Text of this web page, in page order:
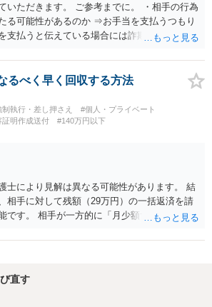
いただきます。 ご参考までに。 ・相手の行為
る可能性があるのか ⇒お手当を支払うつもり
支払うと伝えている場合には詐欺罪に該当す
基づく履行請求として３０万円を請求するこ
パパ活の契約は、売春防止法に抵触する契約
に請求できない可能性が高いです。 ・相手の
状態でも対応可能なのか ⇒訴訟等の裁判上の
、原則として相手方の住所・氏名を把握して
るべく早く回収する方法
制執行・差し押さえ
#個人・プライベート
証明作成送付 #140万円以下
士により見解は異なる可能性があります。 結
相手に対して残額（29万円）の一括返済を請
です。 相手が一方的に「月少額ずつ返す」と
初の返済期日も過ぎているため、一括返済を
求の通知：PayPayのメッセージ等で「分割
ため、残額の一括払いを求める」旨を明確に
住所の確認：応じない場合に法的手段（少額
直す